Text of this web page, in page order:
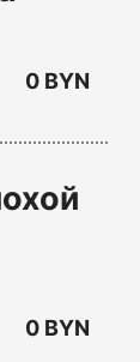
0 BYN
0 BYN